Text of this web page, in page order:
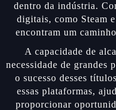
dentro da indústria.
digitais, como Steam
encontram um
A capacidade de
necessidade de grandes
o sucesso desses
essas plataformas,
proporcionar